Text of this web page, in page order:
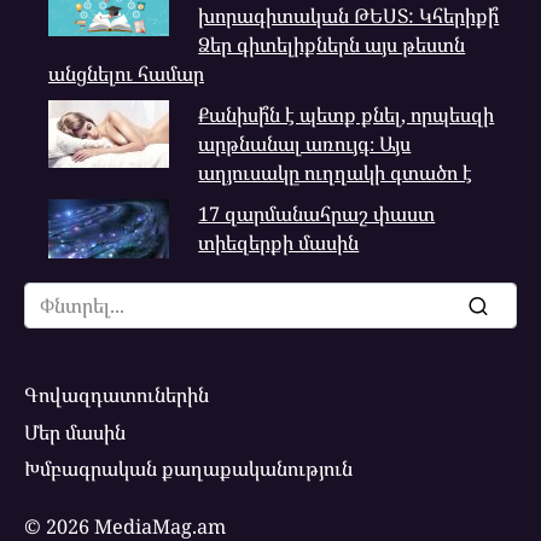
խորագիտական ԹԵՍՏ: Կհերիքի՞
Ձեր գիտելիքներն այս թեստն
անցնելու համար
Քանիսի՞ն է պետք քնել, որպեսզի
արթնանալ առույգ։ Այս
աղյուսակը ուղղակի գտածո է
17 զարմանահրաշ փաստ
տիեզերքի մասին
Search
for:
Գովազդատուներին
Մեր մասին
Խմբագրական քաղաքականություն
© 2026 MediaMag.am